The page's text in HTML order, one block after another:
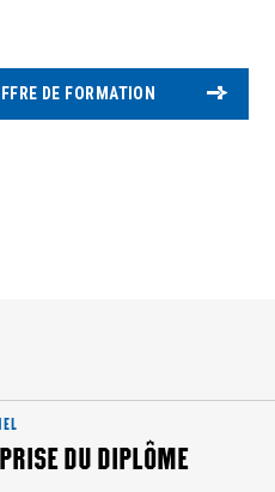
DE FORMATION
DU DIPLÔME